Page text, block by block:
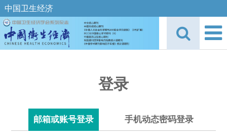
中国卫生经济
登录
邮箱或账号登录 手机动态密码登录